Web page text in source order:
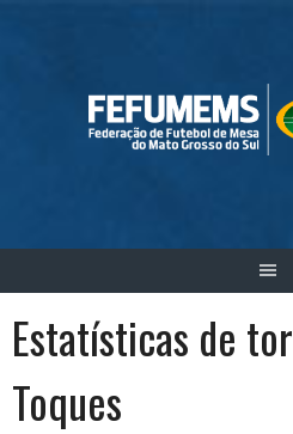
Estatísticas de
Toques